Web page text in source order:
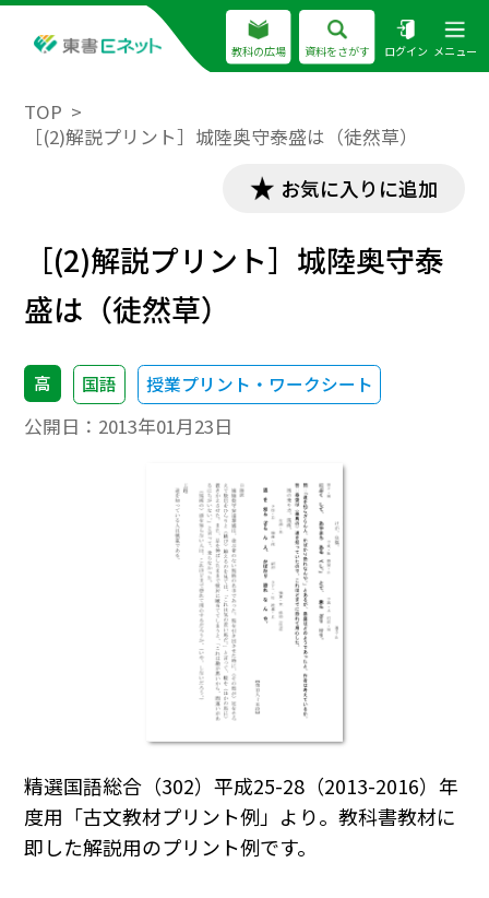
教科の広場 資料をさがす ログイン メニュー
TOP
［(2)解説プリント］城陸奥守泰盛は（徒然草）
お気に入りに追加
［(2)解説プリント］城陸奥守泰
盛は（徒然草）
高 国語 授業プリント・ワークシート
公開日： 2013年01月23日
精選国語総合（302）平成25-28（2013-2016）年
度用「古文教材プリント例」より。教科書教材に
即した解説用のプリント例です。